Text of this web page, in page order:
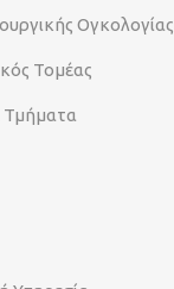
Ογκολογίας
Τομέας
Τμήματα